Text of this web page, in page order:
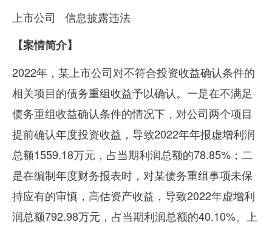
上市公司
信息披露违法
【案情简介】
2022年，某上市公司对不符合投资收益确认条件的
相关项目的债务重组收益予以确认。一是在不满足
债务重组收益确认条件的情况下，对公司两个项目
提前确认年度投资收益，导致2022年年报虚增利润
总额1559.18万元，占当期利润总额的78.85% ；二
是在编制年度财务报表时，对某债务重组事项未保
持应有的审慎，高估资产收益，导致2022年虚增利
润总额792.98万元，占当期利润总额的40.10%。上